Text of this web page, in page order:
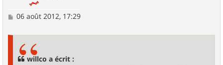
M
06 août 2012, 17:29
willco a écrit :